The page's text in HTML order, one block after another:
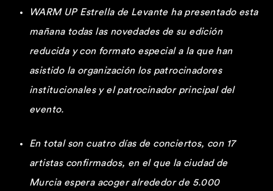
WARM UP Estrella de Levante ha presentado esta
mañana todas las novedades de su edición
reducida y con formato especial a la que han
asistido la organización los patrocinadores
institucionales y el patrocinador principal del
evento.
En total son cuatro días de conciertos, con 17
artistas confirmados, en el que la ciudad de
Murcia espera acoger alrededor de 5.000